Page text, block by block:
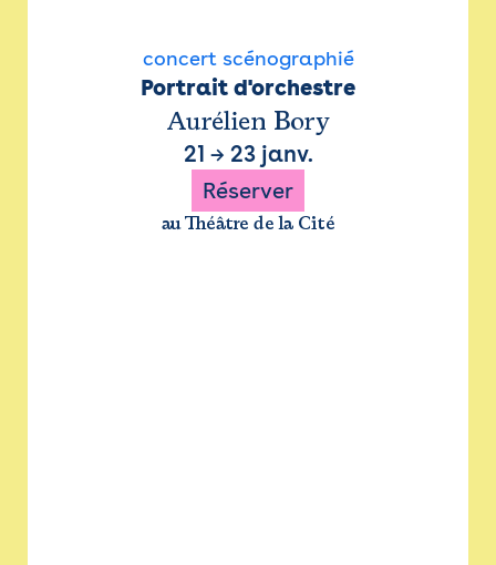
concert scénographié
Portrait d'orchestre
Aurélien Bory
21 → 23 janv.
Réserver
au Théâtre de la Cité